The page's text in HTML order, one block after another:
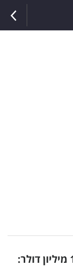
חברת הפינטק הישראלית גייסה 10 מיליון דולר: